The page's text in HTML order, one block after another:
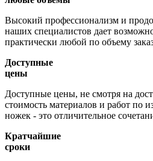
Высокий профессионализм и
наших специалистов дает
практически любой по объему
Доступные
цены
Доступные цены, не смотря на
стоимость материалов и работ по
ножек - это отличительное
Кратчайшие
сроки